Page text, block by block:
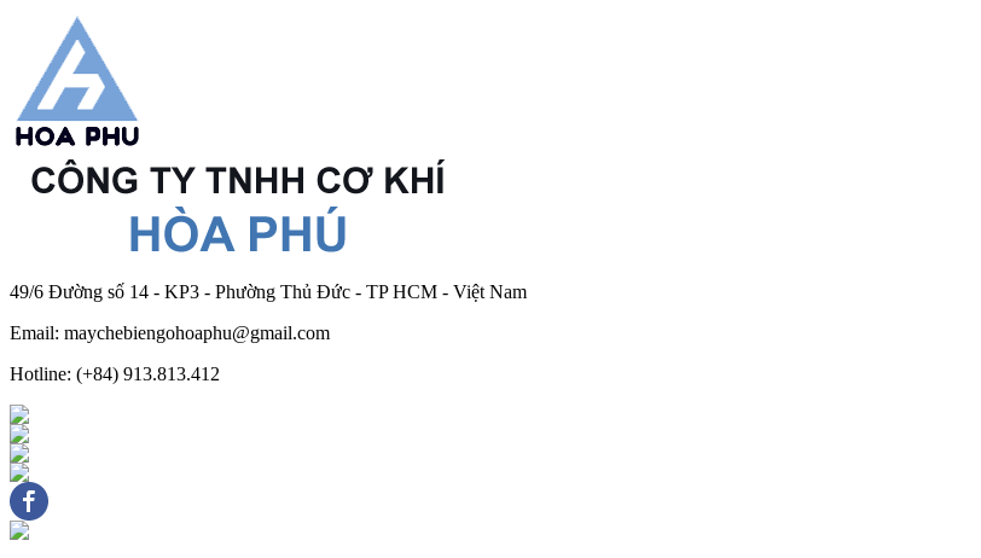
49/6 Đường số 14 - KP3 - Phường Thủ Đức - TP HCM - Việt Nam
Email: maychebiengohoaphu@gmail.com
Hotline: (+84) 913.813.412